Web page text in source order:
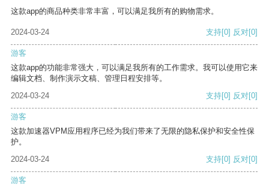
这款app的商品种类非常丰富，可以满足我所有的购物需求。
2024-03-24 支持[0] 反对[0]
游客
这款app的功能非常强大，可以满足我所有的工作需求。我可以使用它来
编辑文档、制作演示文稿、管理日程安排等。
2024-03-24
支持[0] 反对[0]
游客
这款加速器VPM应用程序已经为我们带来了无限的隐私保护和安全性保
护。
2024-03-24
支持[0] 反对[0]
游客